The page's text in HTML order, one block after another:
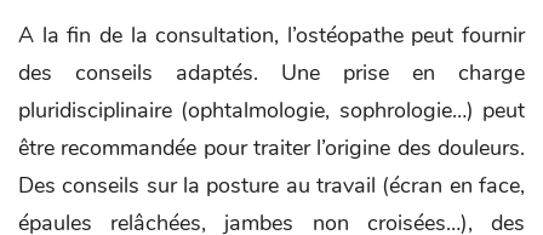
A la fin de la consultation, l’ostéopathe peut fournir
des conseils adaptés. Une prise en charge
pluridisciplinaire (ophtalmologie, sophrologie…) peut
être recommandée pour traiter l’origine des douleurs.
Des conseils sur la posture au travail (écran en face,
épaules relâchées, jambes non croisées…), des